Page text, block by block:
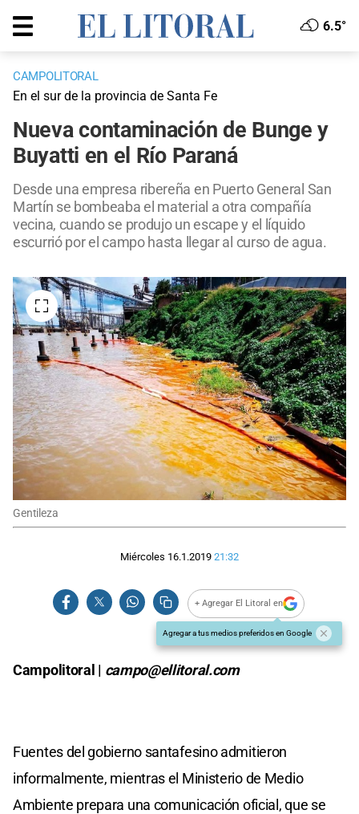
6.5°
CAMPOLITORAL
En el sur de la provincia de Santa Fe
Nueva contaminación de Bunge y
Buyatti en el Río Paraná
Desde una empresa ribereña en Puerto General San
Martín se bombeaba el material a otra compañía
vecina, cuando se produjo un escape y el líquido
escurrió por el campo hasta llegar al curso de agua.
Gentileza
Miércoles 16.1.2019 21:32
+ Agregar El Litoral en
Agregar a tus medios preferidos en Google
Campolitoral | campo@ellitoral.com
Fuentes del gobierno santafesino admitieron
informalmente, mientras el Ministerio de Medio
Ambiente prepara una comunicación oficial, que se